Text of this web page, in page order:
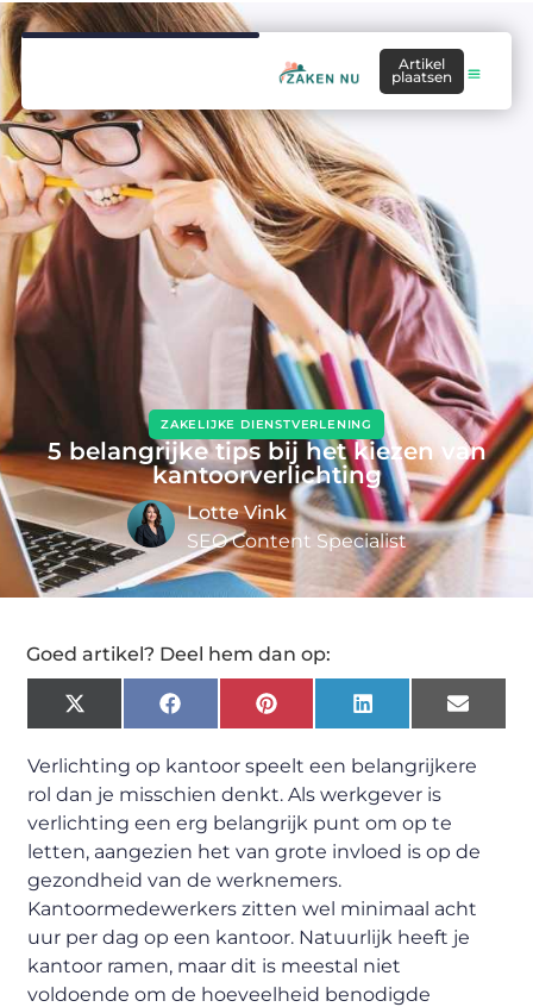
Artikel
plaatsen
ZAKELIJKE DIENSTVERLENING
5 belangrijke tips bij het kiezen van
kantoorverlichting
Lotte Vink
SEO Content Specialist
Goed artikel? Deel hem dan op:
X
(Twitter)
FacebookPinterestLinkedIn Email
Verlichting op kantoor speelt een belangrijkere
rol dan je misschien denkt. Als werkgever is
verlichting een erg belangrijk punt om op te
letten, aangezien het van grote invloed is op de
gezondheid van de werknemers.
Kantoormedewerkers zitten wel minimaal acht
uur per dag op een kantoor. Natuurlijk heeft je
kantoor ramen, maar dit is meestal niet
voldoende om de hoeveelheid benodigde